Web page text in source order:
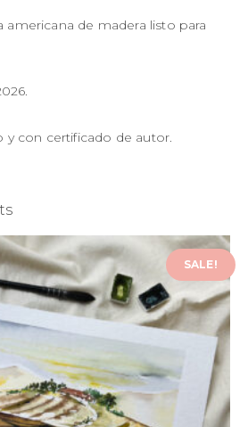
americana de madera listo para
y con certificado de autor.
SALE!